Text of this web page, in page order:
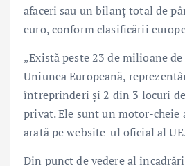
afaceri sau un bilanț total de
euro, conform clasificării
„Există peste 23 de milioane
Uniunea Europeană,
întreprinderi și 2 din 3 locuri
privat. Ele sunt un motor-cheie
arată pe website-ul oficial al
Din punct de vedere al